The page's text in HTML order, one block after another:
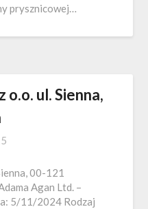
prysznicowej…
o.o. ul. Sienna,
00-121
Agan Ltd. –
5/11/2024 Rodzaj